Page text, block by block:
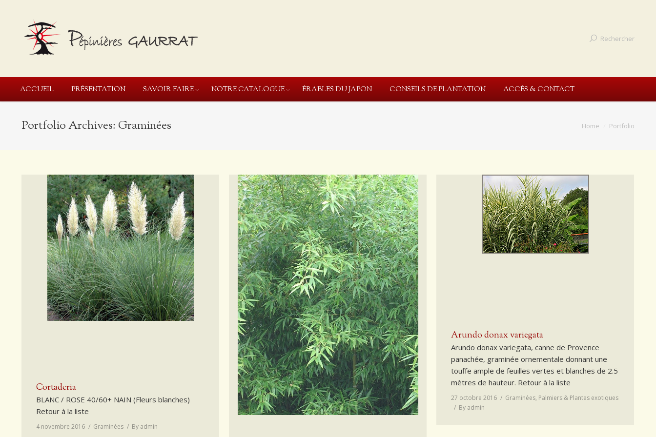
Rechercher
ACCUEIL PRÉSENTATION SAVOIR FAIRE NOTRE CATALOGUE ÉRABLES DU JAPON CONSEILS DE PLANTATION ACCÈS & CONTACT
Portfolio Archives: Graminées Home Portfolio
Cortaderia
BLANC / ROSE 40/60+ NAIN (Fleurs blanches)
Retour à la liste
4 novembre 2016 Graminées By admin
Arundo donax variegata
Arundo donax variegata, canne de Provence
panachée, graminée ornementale donnant une
touffe ample de feuilles vertes et blanches de 2.5
mètres de hauteur. Retour à la liste
27 octobre 2016 Graminées, Palmiers & Plantes exotiques
By admin